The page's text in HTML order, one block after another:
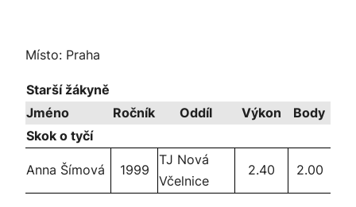
Místo: Praha
Starší žákyně
Jméno
Ročník Oddíl Výkon
Body
Skok o tyčí
Anna Šímová 1999
TJ Nová
Včelnice
2.40 2.00